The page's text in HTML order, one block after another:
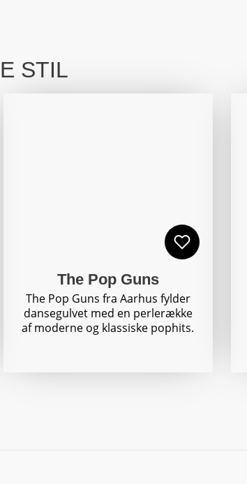
STIL
The Pop Guns
The Pop Guns fra Aarhus fylder
dansegulvet med en perlerække
af moderne og klassiske pophits.